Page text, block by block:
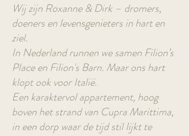
Wij zijn Roxanne & Dirk – dromers,
doeners en levensgenieters in hart en
ziel.
In Nederland runnen we samen Filion’s
Place en Filion's Barn. Maar ons hart
klopt ook voor Italië.
Een karaktervol appartement, hoog
boven het strand van Cupra Marittima,
in een dorp waar de tijd stil lijkt te